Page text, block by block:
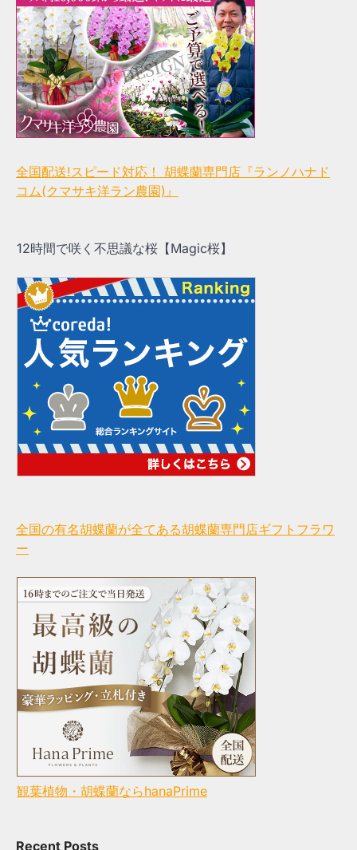
全国配送!スピード対応！ 胡蝶蘭専門店『ランノハナド
コム(クマサキ洋ラン農園)』
12時間で咲く不思議な桜【Magic桜】
全国の有名胡蝶蘭が全てある胡蝶蘭専門店ギフトフラワ
ー
観葉植物・胡蝶蘭ならhanaPrime
Recent Posts